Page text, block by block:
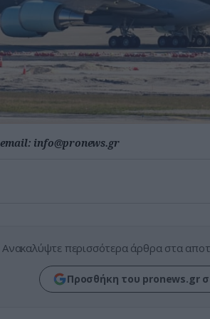
email: info@pronews.gr
Ανακαλύψτε περισσότερα άρθρα στα
Προσθήκη του pronews.gr